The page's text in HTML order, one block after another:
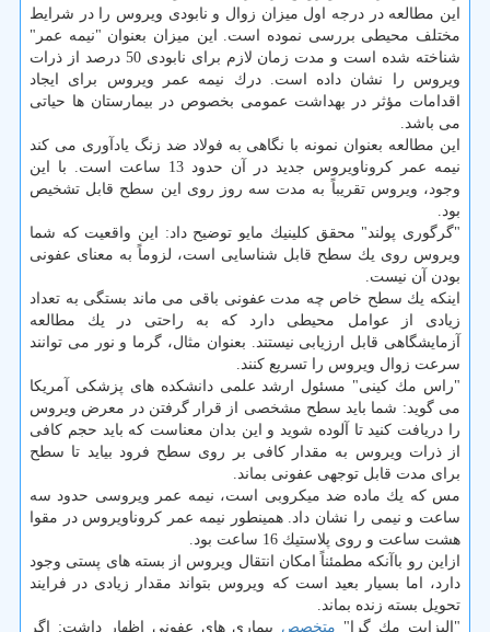
این مطالعه در درجه اول میزان زوال و نابودی ویروس را در شرایط
مختلف محیطی بررسی نموده است. این میزان بعنوان "نیمه عمر"
شناخته شده است و مدت زمان لازم برای نابودی 50 درصد از ذرات
ویروس را نشان داده است. درك نیمه عمر ویروس برای ایجاد
اقدامات مؤثر در بهداشت عمومی بخصوص در بیمارستان ها حیاتی
می باشد.
این مطالعه بعنوان نمونه با نگاهی به فولاد ضد زنگ یادآوری می كند
نیمه عمر كروناویروس جدید در آن حدود 13 ساعت است. با این
وجود، ویروس تقریباً به مدت سه روز روی این سطح قابل تشخیص
بود.
"گرگوری پولند" محقق كلینیك مایو توضیح داد: این واقعیت كه شما
ویروس روی یك سطح قابل شناسایی است، لزوماً به معنای عفونی
بودن آن نیست.
اینكه یك سطح خاص چه مدت عفونی باقی می ماند بستگی به تعداد
زیادی از عوامل محیطی دارد كه به راحتی در یك مطالعه
آزمایشگاهی قابل ارزیابی نیستند. بعنوان مثال، گرما و نور می توانند
سرعت زوال ویروس را تسریع كنند.
"راس مك كینی" مسئول ارشد علمی دانشكده های پزشكی آمریكا
می گوید: شما باید سطح مشخصی از قرار گرفتن در معرض ویروس
را دریافت كنید تا آلوده شوید و این بدان معناست كه باید حجم كافی
از ذرات ویروس به مقدار كافی بر روی سطح فرود بیاید تا سطح
برای مدت قابل توجهی عفونی بماند.
مس كه یك ماده ضد میكروبی است، نیمه عمر ویروسی حدود سه
ساعت و نیمی را نشان داد. همینطور نیمه عمر كروناویروس در مقوا
هشت ساعت و روی پلاستیك 16 ساعت بود.
ازاین رو باآنكه مطمئناً امكان انتقال ویروس از بسته های پستی وجود
دارد، اما بسیار بعید است كه ویروس بتواند مقدار زیادی در فرایند
تحویل بسته زنده بماند.
"الیزابت مك گرا" متخصص بیماری های عفونی اظهار داشت: اگر